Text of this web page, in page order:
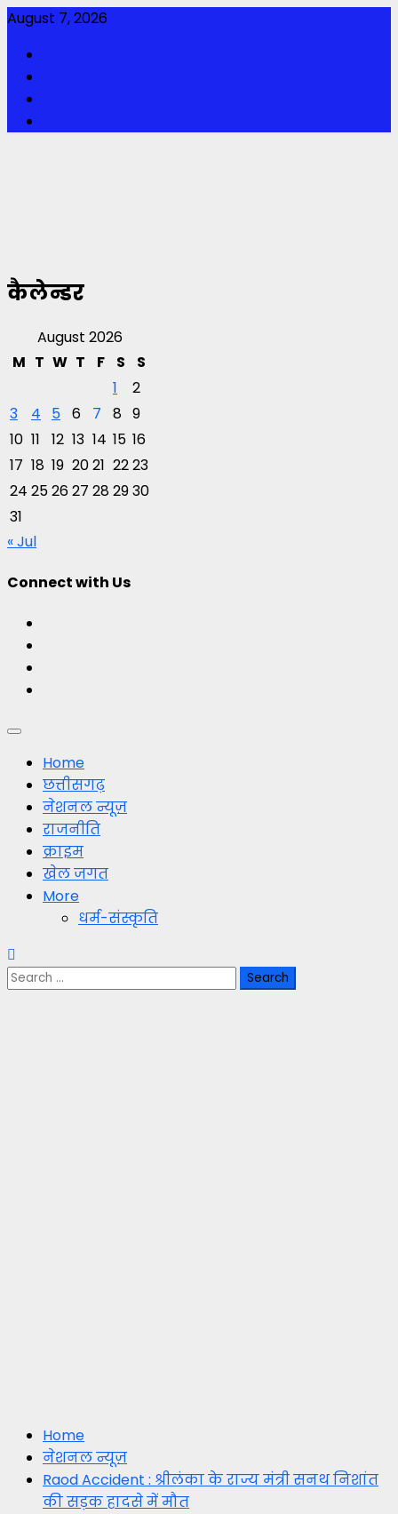
Skip
content
August 7, 2026
कैलेन्डर
August 2026
M T W T F S
S
1
2
3
4 5 6 7 8 9
10 11 12 13 14 15 16
17 18 19 2021 2223
24 252627 282930
31
« Jul
Connect with Us
Primary
MenuHome
छत्तीसगढ़
नेशनल न्यूज़
राजनीति
क्राइम
खेल जगत
More
धर्म-संस्कृति
Search
Home
नेशनल न्यूज़
Raod Accident : श्रीलंका के राज्य मंत्री सनथ निशांत
की सड़क हादसे में मौत